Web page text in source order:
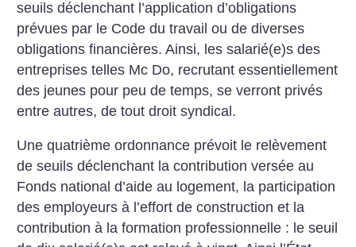
seuils déclenchant l’application d’obligations
prévues par le Code du travail ou de diverses
obligations financières. Ainsi, les salarié(e)s des
entreprises telles Mc Do, recrutant essentiellement
des jeunes pour peu de temps, se verront privés
entre autres, de tout droit syndical.
Une quatrième ordonnance prévoit le relèvement
de seuils déclenchant la contribution versée au
Fonds national d’aide au logement, la participation
des employeurs à l’effort de construction et la
contribution à la formation professionnelle : le seuil